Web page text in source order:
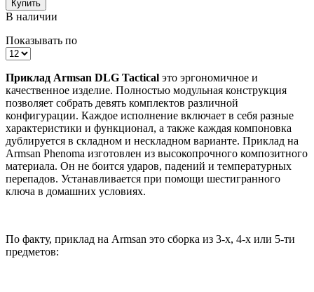
Купить
В наличии
Показывать по
Приклад Armsan DLG Tactical это эргономичное и
качественное изделие. Полностью модульная конструкция
позволяет собрать девять комплектов различной
конфигурации. Каждое исполнение включает в себя разные
характеристики и функционал, а также каждая компоновка
дублируется в складном и нескладном варианте. Приклад на
Armsan Phenoma изготовлен из высокопрочного композитного
материала. Он не боится ударов, падений и температурных
перепадов. Устанавливается при помощи шестигранного
ключа в домашних условиях.
По факту, приклад на Armsan это сборка из 3-х, 4-х или 5-ти
предметов: